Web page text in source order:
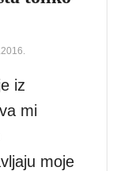
iz
mi
moje